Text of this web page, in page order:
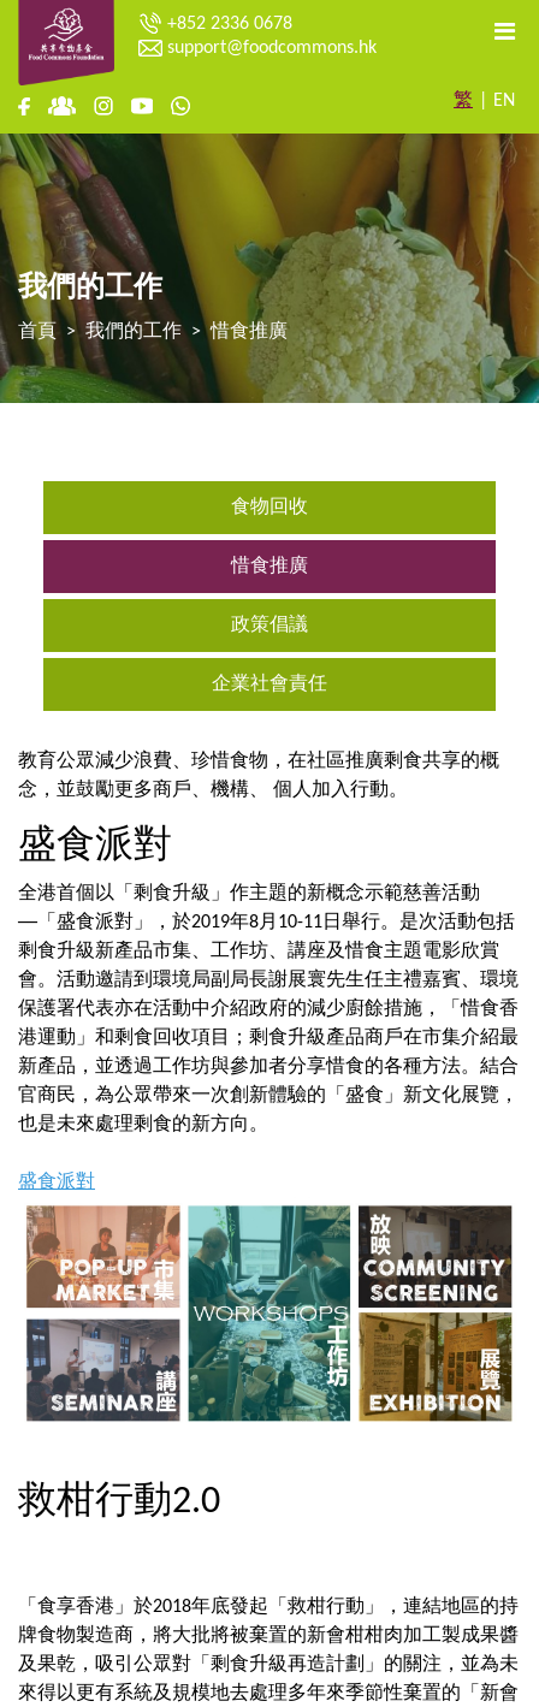
+852 2336 0678
support@foodcommons.hk
繁 EN
我們的工作
首頁 我們的工作 惜食推廣
食物回收
惜食推廣
政策倡議
企業社會責任
教育公眾減少浪費、珍惜食物，在社區推廣剩食共享的概
念，並鼓勵更多商戶、機構、 個人加入行動。
盛食派對
全港首個以「剩食升級」作主題的新概念示範慈善活動
──「盛食派對」，於2019年8月10-11日舉行。是次活動包括
剩食升級新產品市集、工作坊、講座及惜食主題電影欣賞
會。活動邀請到環境局副局長謝展寰先生任主禮嘉賓、環境
保護署代表亦在活動中介紹政府的減少廚餘措施，「惜食香
港運動」和剩食回收項目；剩食升級產品商戶在市集介紹最
新產品，並透過工作坊與參加者分享惜食的各種方法。結合
官商民，為公眾帶來一次創新體驗的「盛食」新文化展覽，
也是未來處理剩食的新方向。
盛食派對
救柑行動2.0
「食享香港」於2018年底發起「救柑行動」，連結地區的持
牌食物製造商，將大批將被棄置的新會柑柑肉加工製成果醬
及果乾，吸引公眾對「剩食升級再造計劃」的關注，並為未
來得以更有系統及規模地去處理多年來季節性棄置的「新會